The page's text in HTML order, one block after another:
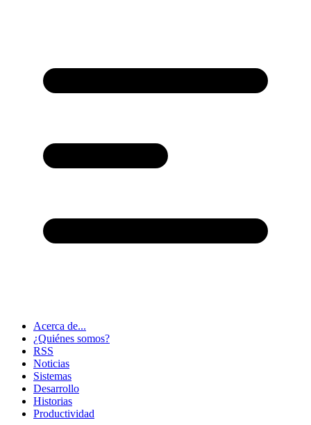
Acerca de...
¿Quiénes somos?
RSS
Noticias
Sistemas
Desarrollo
Historias
Productividad